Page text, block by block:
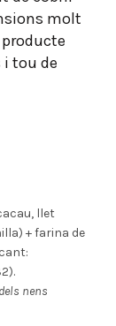
molt
tou de
llet
+ farina de
nens